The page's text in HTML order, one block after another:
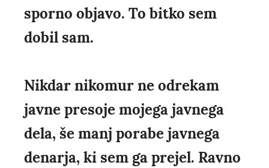
sporno objavo. To bitko sem
dobil sam.
Nikdar nikomur ne odrekam
javne presoje mojega javnega
dela, še manj porabe javnega
denarja, ki sem ga prejel. Ravno